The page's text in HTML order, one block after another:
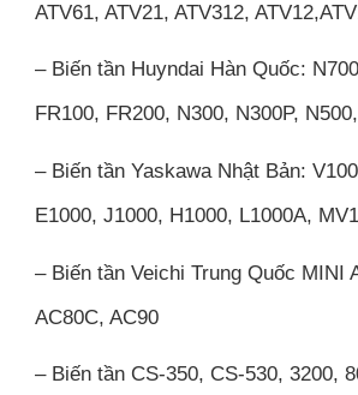
ATV61, ATV21, ATV312,
– Biến tần Huyndai Hàn Quốc:
FR100, FR200, N300, N300P,
– Biến tần Yaskawa Nhật Bản:
E1000, J1000, H1000, L1000A,
– Biến tần Veichi Trung Quốc MINI
AC80C, AC90
– Biến tần CS-350, CS-530, 3200,